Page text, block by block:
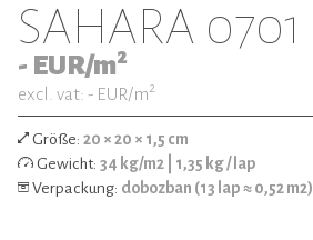
SAHARA 0701
- EUR/m2
excl. vat: - EUR/m2
Größe: 20 × 20 × 1,5 cm
Gewicht: 34 kg/m2 | 1,35 kg / lap
Verpackung: dobozban (13 lap ≈ 0,52 m2)